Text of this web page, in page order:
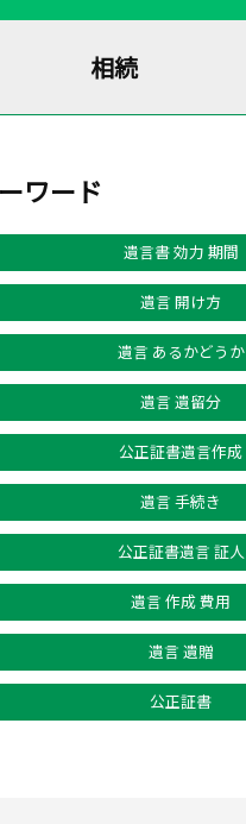
相続
ワード
遺言書 効力 期間
遺言 開け方
遺言 あるかどうか
遺言 遺留分
公正証書遺言作成
遺言 手続き
公正証書遺言 証人
遺言 作成 費用
遺言 遺贈
公正証書